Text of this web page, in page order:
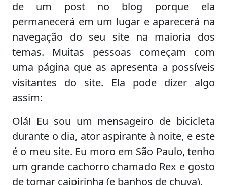
de um post no blog porque ela
permanecerá em um lugar e aparecerá na
navegação do seu site na maioria dos
temas. Muitas pessoas começam com
uma página que as apresenta a possíveis
visitantes do site. Ela pode dizer algo
assim:
Olá! Eu sou um mensageiro de bicicleta
durante o dia, ator aspirante à noite, e este
é o meu site. Eu moro em São Paulo, tenho
um grande cachorro chamado Rex e gosto
de tomar caipirinha (e banhos de chuva).